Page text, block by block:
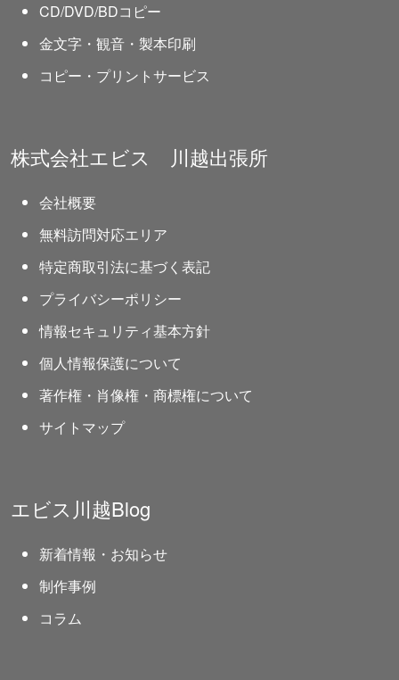
CD/DVD/BDコピー
金文字・観音・製本印刷
コピー・プリントサービス
株式会社エビス 川越出張所
会社概要
無料訪問対応エリア
特定商取引法に基づく表記
プライバシーポリシー
情報セキュリティ基本方針
個人情報保護について
著作権・肖像権・商標権について
サイトマップ
エビス川越Blog
新着情報・お知らせ
制作事例
コラム